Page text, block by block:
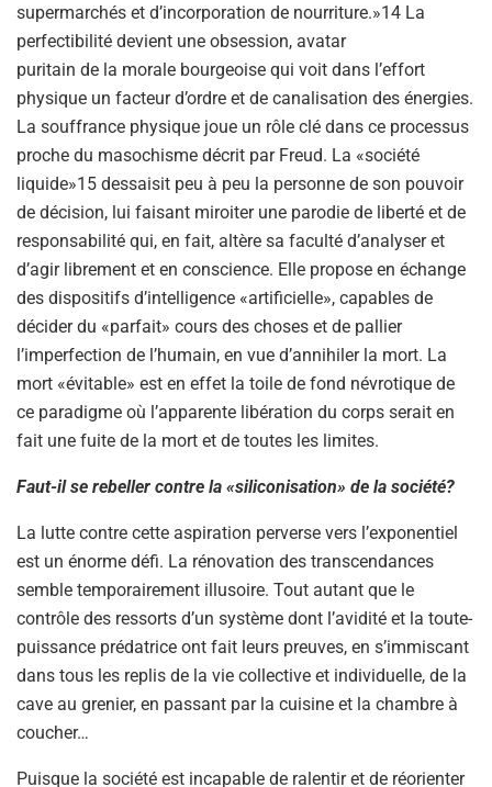
supermarchés et d’incorporation de nourriture.»14 La
perfectibilité devient une obsession, avatar
puritain de la morale bourgeoise qui voit dans l’effort
physique un facteur d’ordre et de canalisation des énergies.
La souffrance physique joue un rôle clé dans ce processus
proche du masochisme décrit par Freud. La «société
liquide»15 dessaisit peu à peu la personne de son pouvoir
de décision, lui faisant miroiter une parodie de liberté et de
responsabilité qui, en fait, altère sa faculté d’analyser et
d’agir librement et en conscience. Elle propose en échange
des dispositifs d’intelligence «artificielle», capables de
décider du «parfait» cours des choses et de pallier
l’imperfection de l’humain, en vue d’annihiler la mort. La
mort «évitable» est en effet la toile de fond névrotique de
ce paradigme où l’apparente libération du corps serait en
fait une fuite de la mort et de toutes les limites.
Faut-il se rebeller contre la «siliconisation» de la société?
La lutte contre cette aspiration perverse vers l’exponentiel
est un énorme défi. La rénovation des transcendances
semble temporairement illusoire. Tout autant que le
contrôle des ressorts d’un système dont l’avidité et la toute-
puissance prédatrice ont fait leurs preuves, en s’immiscant
dans tous les replis de la vie collective et individuelle, de la
cave au grenier, en passant par la cuisine et la chambre à
coucher…
Puisque la société est incapable de ralentir et de réorienter